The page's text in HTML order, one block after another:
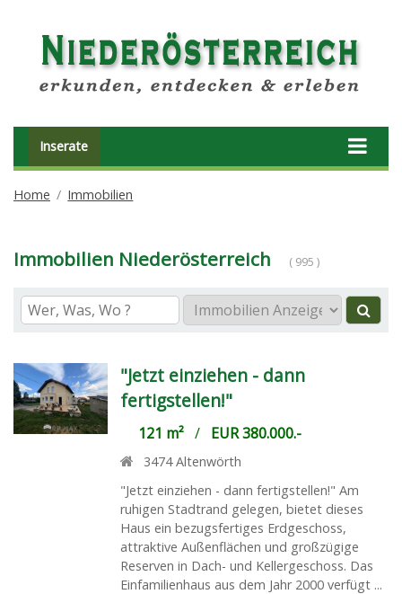
Inserate
Home Immobilien
Immobilien Niederösterreich ( 995 )
"Jetzt einziehen - dann
fertigstellen!"
121 m²/ EUR 380.000.-
3474 Altenwörth
"Jetzt einziehen - dann fertigstellen!" Am
ruhigen Stadtrand gelegen, bietet dieses
Haus ein bezugsfertiges Erdgeschoss,
attraktive Außenflächen und großzügige
Reserven in Dach- und Kellergeschoss. Das
Einfamilienhaus aus dem Jahr 2000 verfügt ...